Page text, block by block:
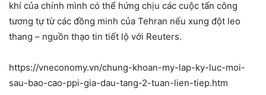
khí của chính mình có thể hứng chịu các cuộc tấn công
tương tự từ các đồng minh của Tehran nếu xung đột leo
thang – nguồn thạo tin tiết lộ với Reuters.
https://vneconomy.vn/chung-khoan-my-lap-ky-luc-moi-
sau-bao-cao-ppi-gia-dau-tang-2-tuan-lien-tiep.htm